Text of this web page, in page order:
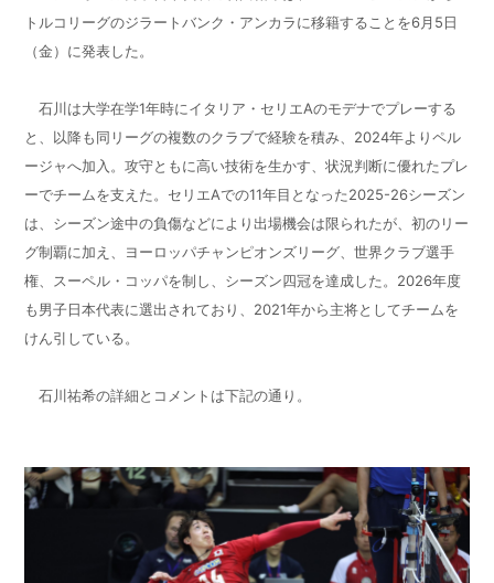
トルコリーグのジラートバンク・アンカラに移籍することを6月5日
（金）に発表した。
石川は大学在学1年時にイタリア・セリエAのモデナでプレーする
と、以降も同リーグの複数のクラブで経験を積み、2024年よりペル
ージャへ加入。攻守ともに高い技術を生かす、状況判断に優れたプレ
ーでチームを支えた。セリエAでの11年目となった2025-26シーズン
は、シーズン途中の負傷などにより出場機会は限られたが、初のリー
グ制覇に加え、ヨーロッパチャンピオンズリーグ、世界クラブ選手
権、スーペル・コッパを制し、シーズン四冠を達成した。2026年度
も男子日本代表に選出されており、2021年から主将としてチームを
けん引している。
石川祐希の詳細とコメントは下記の通り。